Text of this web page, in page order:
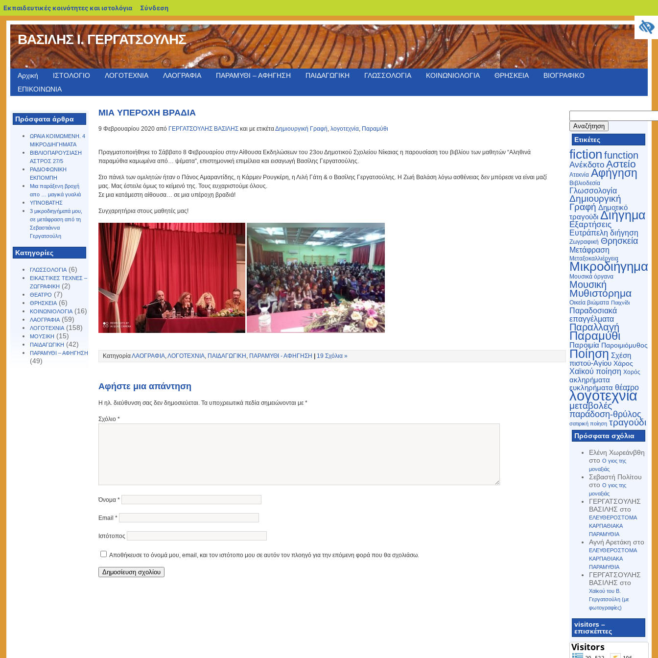
Εκπαιδευτικές κοινότητες και ιστολόγια blogs.sch.gr
Σύνδεση
ΒΑΣΙΛΗΣ Ι. ΓΕΡΓΑΤΣΟΥΛΗΣ
Αρχική ΙΣΤΟΛΟΓΙΟ ΛΟΓΟΤΕΧΝΙΑ ΛΑΟΓΡΑΦΙΑ ΠΑΡΑΜΥΘΙ – ΑΦΗΓΗΣΗ ΠΑΙΔΑΓΩΓΙΚΗ ΓΛΩΣΣΟΛΟΓΙΑ ΚΟΙΝΩΝΙΟΛΟΓΙΑ ΘΡΗΣΚΕΙΑ
ΒΙΟΓΡΑΦΙΚΟ
ΕΠΙΚΟΙΝΩΝΙΑ
Πρόσφατα άρθρα
ΩΡΑΙΑ ΚΟΙΜΩΜΕΝΗ. 4
ΜΙΚΡΟΔΙΗΓΗΜΑΤΑ
ΒΙΒΛΙΟΠΑΡΟΥΣΙΑΣΗ
ΑΣΤΡΟΣ 27/5
ΡΑΔΙΟΦΩΝΙΚΗ
ΕΚΠΟΜΠΗ
Μια παράξενη βροχή
απο … μαγικά γυαλιά
ΥΠΝΟΒΑΤΗΣ
3 μικροδιηγήματά μου,
σε μετάφραση από τη
Σεβαστιάννα
Γεργατσούλη
Kατηγορίες
ΓΛΩΣΣΟΛΟΓΙΑ (6)
ΕΙΚΑΣΤΙΚΕΣ ΤΕΧΝΕΣ –
ΖΩΓΡΑΦΙΚΗ (2)
ΘΕΑΤΡΟ (7)
ΘΡΗΣΚΕΙΑ (6)
ΚΟΙΝΩΝΙΟΛΟΓΙΑ (16)
ΛΑΟΓΡΑΦΙΑ (59)
ΛΟΓΟΤΕΧΝΙΑ (158)
ΜΟΥΣΙΚΗ (15)
ΠΑΙΔΑΓΩΓΙΚΗ (42)
ΠΑΡΑΜΥΘΙ – ΑΦΗΓΗΣΗ
(49)
για:
Ετικέτες
fiction function
Ανέκδοτο Αστείο
Ατεκνία Αφήγηση
Βιβλιοδεσία
Γλωσσολογία
Δημιουργική
Γραφή Δημοτικό
τραγούδι Διήγημα
Εξαρτήσεις
Ευτράπελη διήγηση
Ζωγραφική Θρησκεία
Μετάφραση
Μεταξοκαλλιέργεια
Μικροδιήγημα
Μουσικά όργανα
Μουσική
Μυθιστόρημα
Οικεία βιώματα Παιχνίδι
Παραδοσιακά
επαγγέλματα
Παραλλαγή
Παραμύθι
Παροιμία Παροιμιόμυθος
Ποίηση Σχέση
πιστού-Αγίου Χάρος
Χαϊκού ποίηση Χορός
ακληρήματα
ευκληρήματα θέατρο
λογοτεχνία
μεταβολές
παράδοση-θρύλος
σατιρική ποίηση τραγούδι
Πρόσφατα σχόλια
Ελένη Χωρεάνβθη
στο Ο γιος της
μοναξιάς
Σεβαστή Πολίτου
στο Ο γιος της
μοναξιάς
ΓΕΡΓΑΤΣΟΥΛΗΣ
ΒΑΣΙΛΗΣ στο
ΕΛΕΥΘΕΡΟΣΤΟΜΑ
ΚΑΡΠΑΘΙΑΚΑ
ΠΑΡΑΜΥΘΙΑ
Αγνή Αρετάκη στο
ΕΛΕΥΘΕΡΟΣΤΟΜΑ
ΚΑΡΠΑΘΙΑΚΑ
ΠΑΡΑΜΥΘΙΑ
ΓΕΡΓΑΤΣΟΥΛΗΣ
ΒΑΣΙΛΗΣ στο
Χαϊκού του Β.
Γεργατσούλη (με
φωτογραφίες)
visitors –
επισκέπτες
ΜΙΑ ΥΠΕΡΟΧΗ ΒΡΑΔΙΑ
9 Φεβρουαρίου 2020 από ΓΕΡΓΑΤΣΟΥΛΗΣ ΒΑΣΙΛΗΣ και με ετικέταΔημιουργική Γραφή,λογοτεχνία, Παραμύθι
Πραγματοποιήθηκε το Σάββατο 8 Φεβρουαρίου στην Αίθουσα Εκδηλώσεων του 23ου Δημοτικού Σχολείου Νίκαιας η παρουσίαση του βιβλίου των μαθητών “Αληθινά
παραμύθια καμωμένα από… ψέματα”, επιστημονική επιμέλεια και εισαγωγή Βασίλης Γεργατσούλης.
Στο πάνελ των ομιλητών ήταν ο Πάνος Αμαραντίδης, η Κάρμεν Ρουγκέρη, η Λιλή Γάτη & ο Βασίλης Γεργατσούλης. Η Ζωή Βαλάση λόγω ασθένειας δεν μπόρεσε να είναι μαζί
μας. Μας έστειλε όμως το κείμενό της. Τους ευχαριστούμε όλους.
Σε μια κατάμεστη αίθουσα… σε μια υπέροχη βραδιά!
Συγχαρητήρια στους μαθητές μας!
ΚατηγορίαΛΑΟΓΡΑΦΙΑ,ΛΟΓΟΤΕΧΝΙΑ, ΠΑΙΔΑΓΩΓΙΚΗ , ΠΑΡΑΜΥΘΙ - ΑΦΗΓΗΣΗ 19 Σχόλια »
Αφήστε μια απάντηση
Η ηλ. διεύθυνση σας δεν δημοσιεύεται. Τα υποχρεωτικά πεδία σημειώνονται με*
Σχόλιο*
Όνομα*
Email*
Ιστότοπος
Αποθήκευσε το όνομά μου, email, και τον ιστότοπο μου σε αυτόν τον πλοηγό για την επόμενη φορά που θα σχολιάσω.